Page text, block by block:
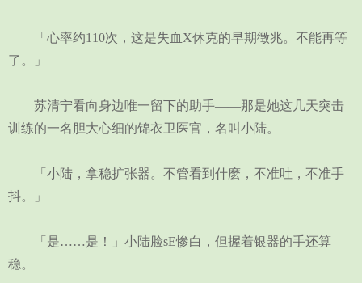
「心率约110次，这是失血X休克的早期徵兆。不能再等
了。」
苏清宁看向身边唯一留下的助手——那是她这几天突击
训练的一名胆大心细的锦衣卫医官，名叫小陆。
「小陆，拿稳扩张器。不管看到什麽，不准吐，不准手
抖。」
「是……是！」小陆脸sE惨白，但握着银器的手还算
稳。